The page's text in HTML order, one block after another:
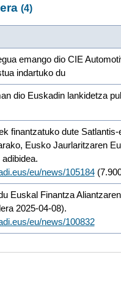
(4)
emango dio CIE
indartuko du
dio Euskadin lankidetza
finantzatuko dute
Eusko Jaurlaritzaren
eu/news/105184
Euskal Finantza
2025-04-08).
eu/news/100832